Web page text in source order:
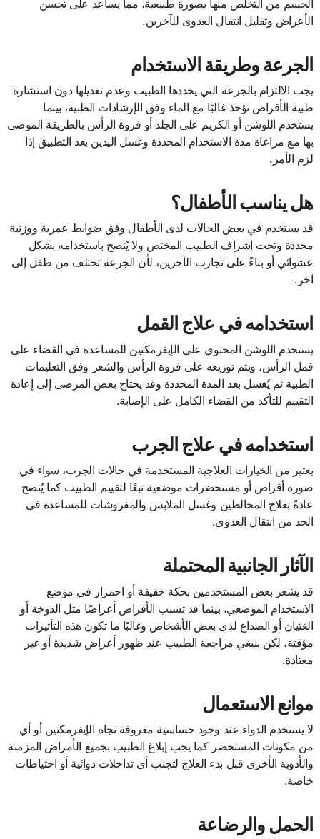
الجسم من التخلص منها بصورة طبيعية، مما يساعد على تحسن
الأعراض وتقليل انتقال العدوى للآخرين.
الجرعة وطريقة الاستخدام
يجب الالتزام بالجرعة التي يحددها الطبيب وعدم تعديلها دون استشارة
طبية الأقراص تؤخذ غالبًا مع الماء وفق الإرشادات الطبية، بينما
يستخدم اللوشن أو الكريم على الجلد أو فروة الرأس بالطريقة الموصى
بها مع مراعاة مدة الاستخدام المحددة وغسل اليدين بعد التطبيق إذا
لزم الأمر.
هل يناسب الأطفال؟
قد يستخدم في بعض الحالات لدى الأطفال وفق ضوابط عمرية ووزنية
محددة وتحت إشراف الطبيب المختص ولا يُنصح باستخدامه بشكل
عشوائي أو بناءً على تجارب الآخرين، لأن الجرعة تختلف من طفل إلى
آخر.
استخدامه في علاج القمل
يستخدم اللوشن المحتوي على الإيفرمكتين للمساعدة في القضاء على
قمل الرأس، ويتم توزيعه على فروة الرأس والشعر وفق التعليمات
الطبية ثم يُغسل بعد المدة المحددة وقد يحتاج بعض المرضى إلى إعادة
التقييم للتأكد من القضاء الكامل على الإصابة.
استخدامه في علاج الجرب
يعتبر من الخيارات العلاجية المستخدمة في حالات الجرب، سواء في
صورة أقراص أو مستحضرات موضعية تبعًا لتقييم الطبيب كما يُنصح
عادةً بعلاج المخالطين وغسل الملابس والمفروشات للمساعدة في
الحد من انتقال العدوى.
الآثار الجانبية المحتملة
قد يشعر بعض المستخدمين بحكة خفيفة أو احمرار في موضع
الاستخدام الموضعي، بينما قد تسبب الأقراص أعراضًا مثل الدوخة أو
الغثيان أو الصداع لدى بعض الأشخاص وغالبًا ما تكون هذه التأثيرات
مؤقتة، لكن ينبغي مراجعة الطبيب عند ظهور أعراض شديدة أو غير
معتادة.
موانع الاستعمال
لا يستخدم الدواء عند وجود حساسية معروفة تجاه الإيفرمكتين أو أي
من مكونات المستحضر كما يجب إبلاغ الطبيب بجميع الأمراض المزمنة
والأدوية الأخرى قبل بدء العلاج لتجنب أي تداخلات دوائية أو احتياطات
خاصة.
الحمل والرضاعة